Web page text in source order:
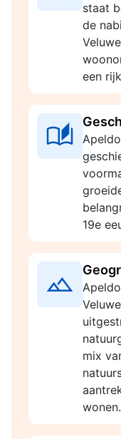
staat
de
een
19e
mix
wonen.